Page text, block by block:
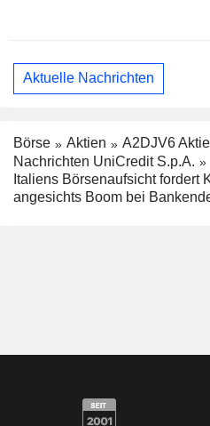
Aktuelle Nachrichten
Börse Aktien
A2DJV6 Aktie
Nachrichten UniCredit S.p.A.
Italiens Börsenaufsicht fordert
angesichts Boom bei